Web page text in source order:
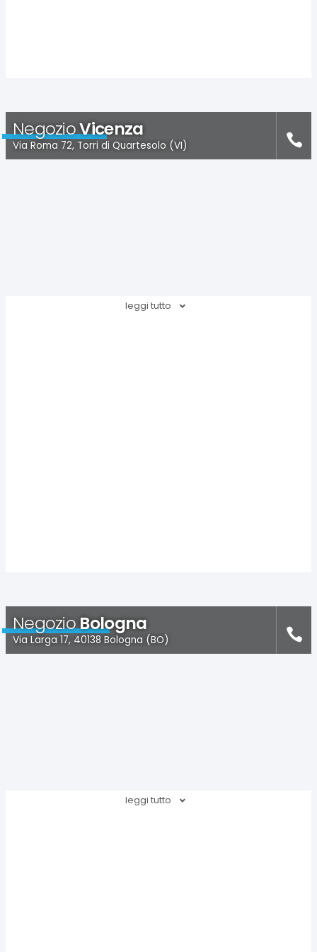
NegozioVicenza
Via Roma 72, Torri di Quartesolo (VI)
leggi tutto
NegozioBologna
Via Larga 17, 40138 Bologna (BO)
leggi tutto